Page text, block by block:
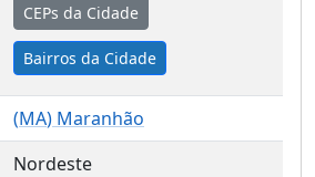
CEPs da Cidade
Bairros da Cidade
(MA) Maranhão
Nordeste